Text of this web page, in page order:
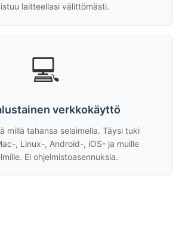
laitteellasi välittömästi.
💻
verkkokäyttö
millä tahansa selaimella. Täysi tuki
, Linux-, Android-, iOS- ja muille
Ei ohjelmistoasennuksia.